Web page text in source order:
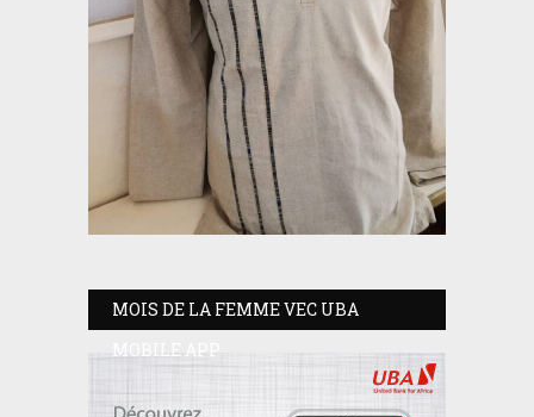
MOIS DE LA FEMME VEC UBA
MOBILE APP